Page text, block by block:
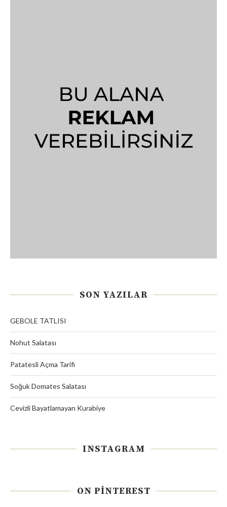
SON YAZILAR
GEBOLE TATLISI
Nohut Salatası
Patatesli Açma Tarifi
Soğuk Domates Salatası
Cevizli Bayatlamayan Kurabiye
INSTAGRAM
ON PINTEREST